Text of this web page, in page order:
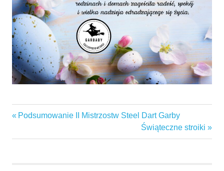
garbaby
gminaswarzędz
Nawigacja
wpisu
Previous
Podsumowanie II Mistrzostw Steel Dart Garby
Next
Post:
Świąteczne stroiki